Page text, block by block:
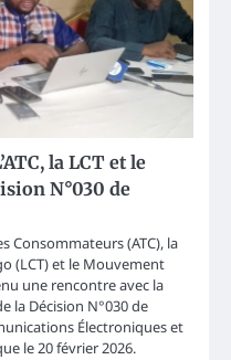
la LCT et le
N°030 de
Consommateurs (ATC), la
(LCT) et le Mouvement
une rencontre avec la
la Décision N°030 de
Électroniques et
le 20 février 2026.